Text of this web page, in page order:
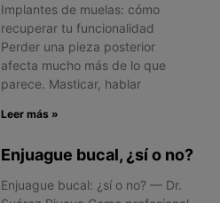
Implantes de muelas: cómo
recuperar tu funcionalidad
Perder una pieza posterior
afecta mucho más de lo que
parece. Masticar, hablar
Leer más »
Enjuague bucal, ¿sí o no?
Enjuague bucal: ¿sí o no? — Dr.